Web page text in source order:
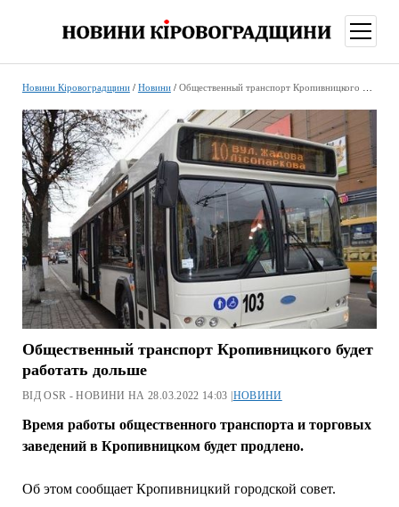
меню
Новини Кіровоградщини/ Новини/ Общественный транспорт Кропивницкого будет работать дольше
Общественный транспорт Кропивницкого будет
работать дольше
ВІД OSR - НОВИНИ НА 28.03.2022 14:03 |НОВИНИ
Время работы общественного транспорта и торговых
заведений в Кропивницком будет продлено.
Об этом сообщает Кропивницкий городской совет.